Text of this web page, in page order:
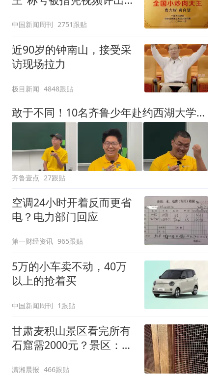
中国新闻周刊 2751跟贴
近90岁的钟南山，接受采
访现场拉力
极目新闻 4848跟贴
敢于不同！10名齐鲁少年赴约西湖大学！他们是谁？为何而选？
齐鲁壹点 27跟贴
空调24小时开着反而更省
电？电力部门回应
第一财经资讯 965跟贴
5万的小车卖不动，40万
以上的抢着买
中国新闻周刊 1跟贴
甘肃麦积山景区看完所有
石窟需2000元？景区：部
潇湘晨报 466跟贴